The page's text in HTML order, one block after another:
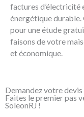
factures d’électricité
énergétique durable.
pour une étude
faisons de votre
et économique.
Demandez votre
Faites le premier pas
SoleonRJ !